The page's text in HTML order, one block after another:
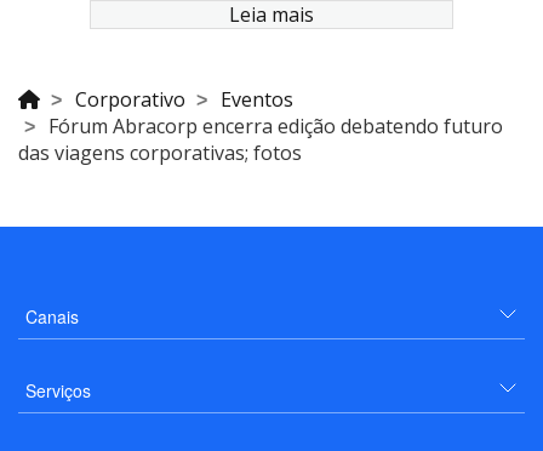
Leia mais
Corporativo
Eventos
Fórum Abracorp encerra edição debatendo futuro
das viagens corporativas; fotos
Canais
Serviços